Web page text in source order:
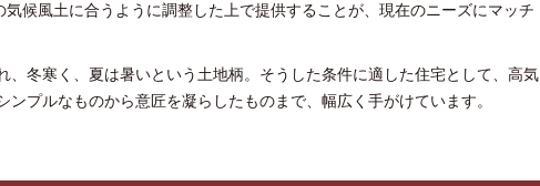
候風土に合うように調整した上で提供することが、現在のニーズにマッチ
、冬寒く、夏は暑いという土地柄。そうした条件に適した住宅として、高気
プルなものから意匠を凝らしたものまで、幅広く手がけています。